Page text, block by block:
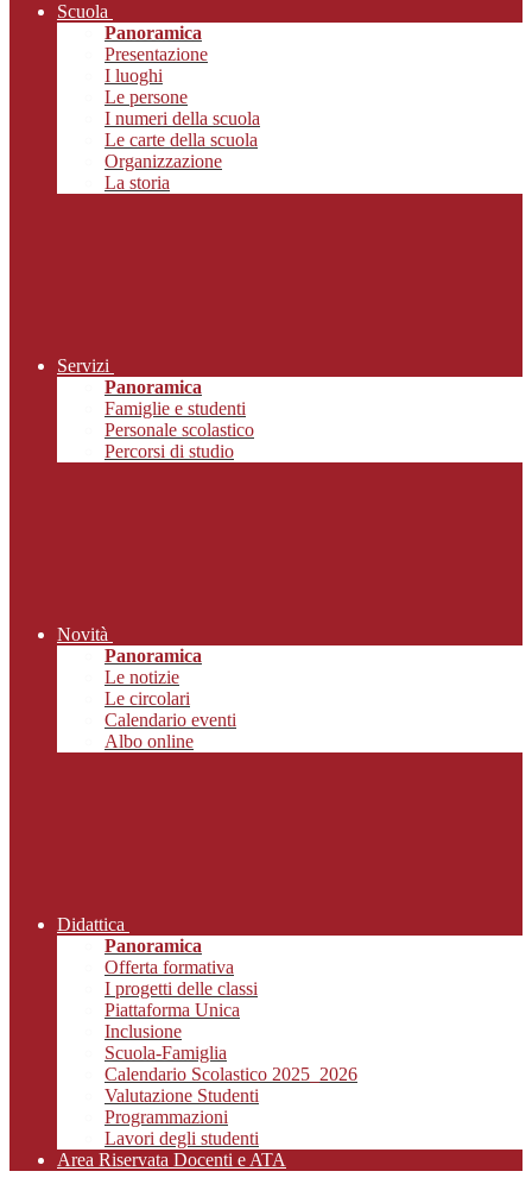
Scuola
Panoramica
Presentazione
I luoghi
Le persone
I numeri della scuola
Le carte della scuola
Organizzazione
La storia
Servizi
Panoramica
Famiglie e studenti
Personale scolastico
Percorsi di studio
Novità
Panoramica
Le notizie
Le circolari
Calendario eventi
Albo online
Didattica
Panoramica
Offerta formativa
I progetti delle classi
Piattaforma Unica
Inclusione
Scuola-Famiglia
Calendario Scolastico 2025_2026
Valutazione Studenti
Programmazioni
Lavori degli studenti
Area Riservata Docenti e ATA